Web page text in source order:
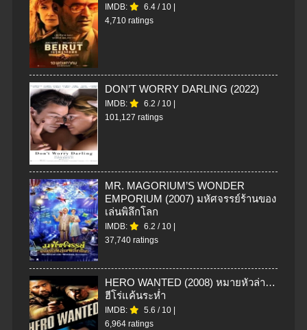
IMDB: 6.4 / 10
4,710 ratings
DON’T WORRY DARLING (2022)
IMDB: 6.2 / 10
101,127 ratings
MR. MAGORIUM’S WONDER
EMPORIUM (2007) มหัศจรรย์ร้านของ
เล่นพิลึกโลก
IMDB: 6.2 / 10
37,740 ratings
HERO WANTED (2008) หมายหัวล่า…
ฮีโร่แค้นระห่ำ
IMDB: 5.6 / 10
6,964 ratings